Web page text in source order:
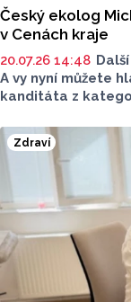
Český ekolog
v Cenách kraje
20.07.26 14:48
A vy nyní můžete
kanditáta z
Dlouhodobý
Zdraví